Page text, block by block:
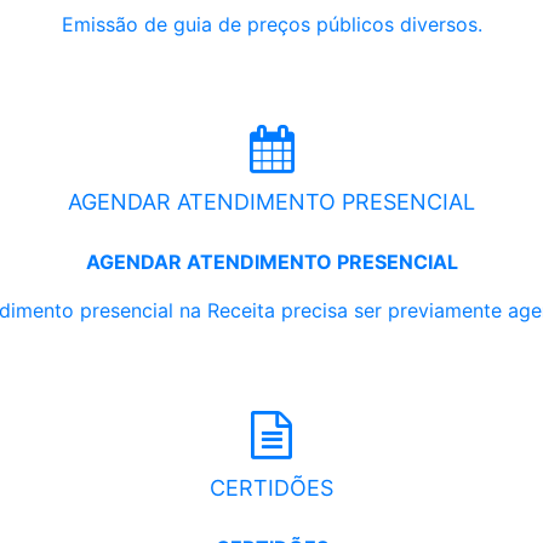
Emissão de guia de preços públicos diversos.
AGENDAR ATENDIMENTO PRESENCIAL
AGENDAR ATENDIMENTO PRESENCIAL
presencial na Receita precisa ser previamente
CERTIDÕES